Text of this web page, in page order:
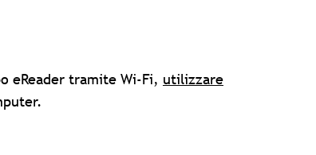
eReader tramite Wi-Fi, utilizzare